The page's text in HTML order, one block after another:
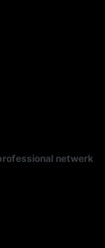
netwerk